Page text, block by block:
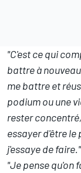
"C'est ce qui
battre à
me battre et
podium ou une
rester
essayer d'être
j'essaye de faire."
"Je pense qu'on